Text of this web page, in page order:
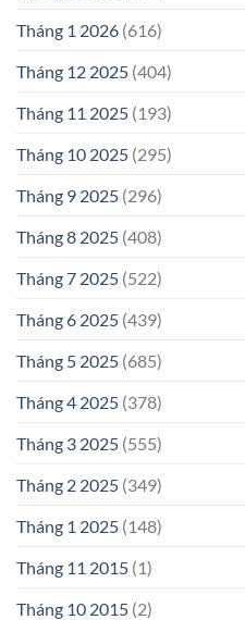
Tháng 1 2026 (616)
Tháng 12 2025 (404)
Tháng 11 2025 (193)
Tháng 10 2025 (295)
Tháng 9 2025 (296)
Tháng 8 2025 (408)
Tháng 7 2025 (522)
Tháng 6 2025 (439)
Tháng 5 2025 (685)
Tháng 4 2025 (378)
Tháng 3 2025 (555)
Tháng 2 2025 (349)
Tháng 1 2025 (148)
Tháng 11 2015 (1)
Tháng 10 2015 (2)